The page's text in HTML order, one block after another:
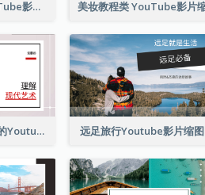
前10名免费游戏YouTube影片缩图
现代美术馆艺术教育的Youtube影片缩图 远足旅行Youtube影片缩图